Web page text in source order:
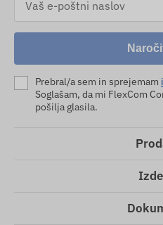
Prebral/a sem in sprejemam
Soglašam, da mi FlexCom
pošilja glasila.